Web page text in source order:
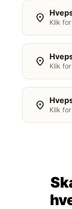
location_on Klik
location_on Klik
location_on Klik